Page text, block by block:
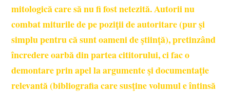
mitologică care să nu fi fost netezită. Autorii nu
combat miturile de pe poziţii de autoritare (pur şi
simplu pentru că sunt oameni de ştiinţă), pretinzând
încredere oarbă din partea cititorului, ci fac o
demontare prin apel la argumente şi documentaţie
relevantă (bibliografia care susţine volumul e întinsă